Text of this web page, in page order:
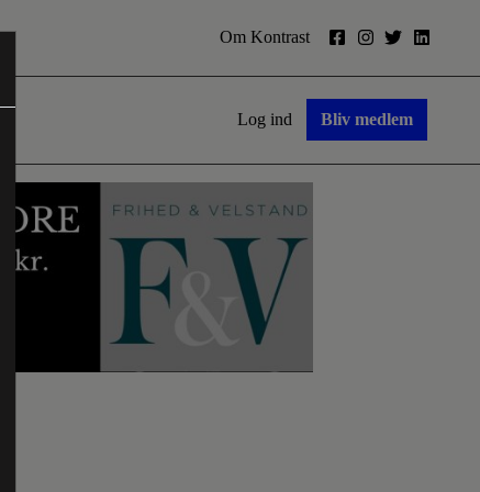
Om Kontrast
Log ind Bliv medlem